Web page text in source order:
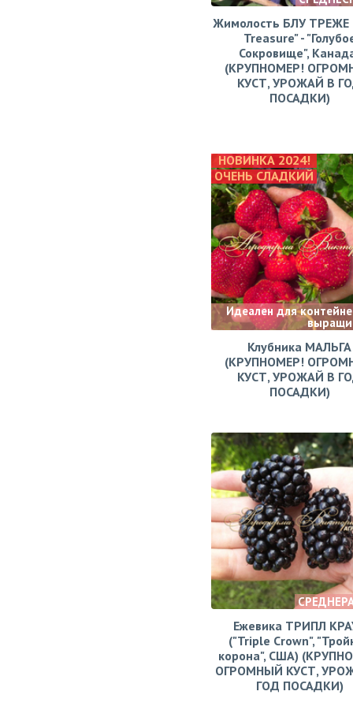
Жимолость БЛУ ТРЕЖЕ
Treasure" -
Сокровище",
(КРУПНОМЕР!
КУСТ, УРОЖАЙ В
ПОСАДКИ)
НОВИНКА 2024!
ОЧЕНЬ СЛАДКИЙ
Идеален для
Клубника МАЛЬГА
(КРУПНОМЕР!
КУСТ, УРОЖАЙ В
ПОСАДКИ)
Ежевика ТРИПЛ
("Triple Crown",
корона", США)
ОГРОМНЫЙ КУСТ,
ГОД ПОСАДКИ)